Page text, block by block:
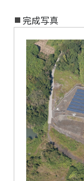
完成写真